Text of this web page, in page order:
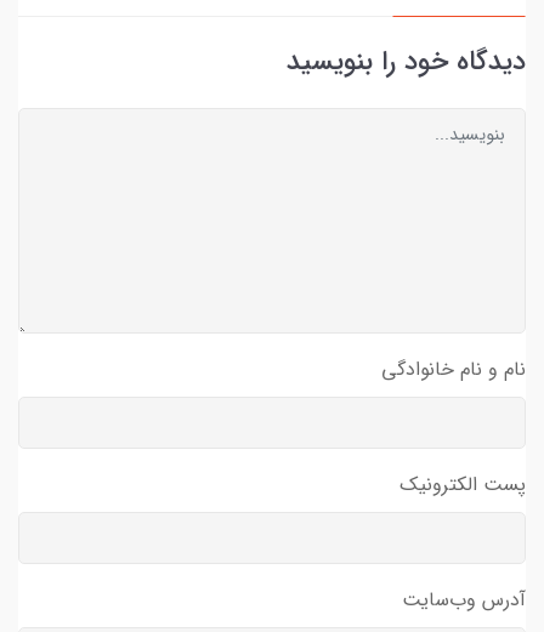
دیدگاه خود را بنویسید
نام و نام خانوادگی
پست الکترونیک
آدرس وب‌سایت